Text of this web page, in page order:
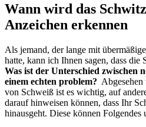
Wann wird das
Anzeichen​ erkennen
Als jemand,‍ der ​lange mit
hatte, kann ich Ihnen⁣ sagen, dass‍
Was⁤ ist​ der Unterschied⁢ zwischen
einem echten‍ problem?
⁤von Schweiß ist ‌es wichtig, auf
darauf hinweisen können, ‍dass Ihr
hinausgeht. Diese können ‍Folgendes